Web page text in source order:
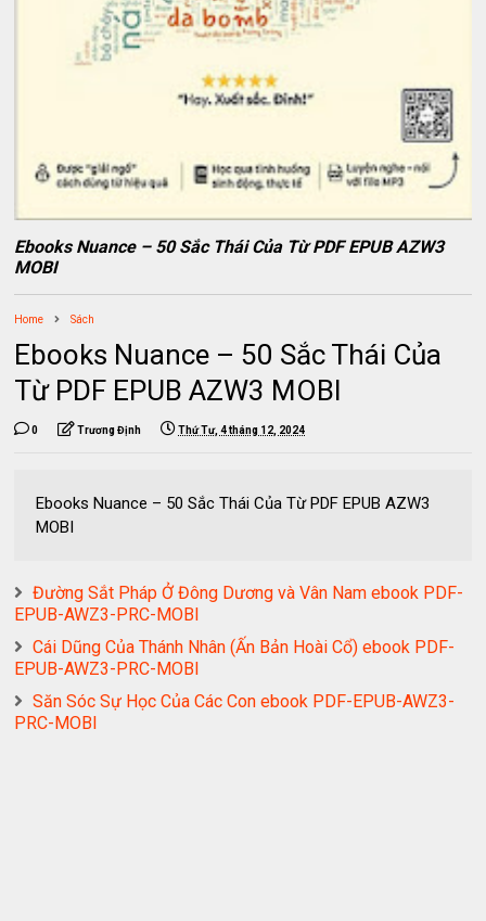
Ebooks Nuance – 50 Sắc Thái Của Từ PDF EPUB AZW3
MOBI
Home Sách
Ebooks Nuance – 50 Sắc Thái Của
Từ PDF EPUB AZW3 MOBI
0 Trương Định Thứ Tư, 4 tháng 12, 2024
Ebooks Nuance – 50 Sắc Thái Của Từ PDF EPUB AZW3
MOBI
Đường Sắt Pháp Ở Đông Dương và Vân Nam ebook PDF-
EPUB-AWZ3-PRC-MOBI
Cái Dũng Của Thánh Nhân (Ấn Bản Hoài Cổ) ebook PDF-
EPUB-AWZ3-PRC-MOBI
Săn Sóc Sự Học Của Các Con ebook PDF-EPUB-AWZ3-
PRC-MOBI